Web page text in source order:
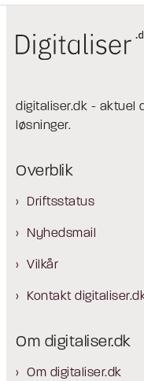
digitaliser.dk - aktuel
løsninger.
Overblik
Driftsstatus
Nyhedsmail
Vilkår
Kontakt
Om digitaliser.dk
Om digitaliser.dk